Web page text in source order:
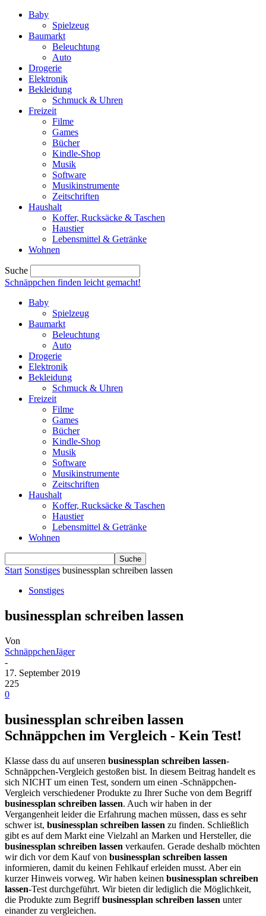
Baby
Spielzeug
Baumarkt
Beleuchtung
Auto
Drogerie
Elektronik
Bekleidung
Schmuck & Uhren
Freizeit
Filme
Games
Bücher
Kindle-Shop
Musik
Software
Musikinstrumente
Zeitschriften
Haushalt
Koffer, Rucksäcke & Taschen
Haustier
Lebensmittel & Getränke
Wohnen
Suche
Schnäppchen finden leicht gemacht!
Baby
Spielzeug
Baumarkt
Beleuchtung
Auto
Drogerie
Elektronik
Bekleidung
Schmuck & Uhren
Freizeit
Filme
Games
Bücher
Kindle-Shop
Musik
Software
Musikinstrumente
Zeitschriften
Haushalt
Koffer, Rucksäcke & Taschen
Haustier
Lebensmittel & Getränke
Wohnen
Start Sonstiges businessplan schreiben lassen
Sonstiges
businessplan schreiben lassen
Von
SchnäppchenJäger
-
17. September 2019
225
0
businessplan schreiben lassen
Schnäppchen im Vergleich - Kein Test!
Klasse dass du auf unseren businessplan schreiben lassen-
Schnäppchen-Vergleich gestoßen bist. In diesem Beitrag handelt es
sich NICHT um einen Test, sondern um einen -Schnäppchen-
Vergleich verschiedener Produkte zu Ihrer Suche von dem Begriff
businessplan schreiben lassen. Auch wir haben in der
Vergangenheit leider die Erfahrung machen müssen, dass es sehr
schwer ist, businessplan schreiben lassen zu finden. Schließlich
gibt es auf dem Markt eine Vielzahl an Marken und Hersteller, die
businessplan schreiben lassen verkaufen. Gerade deshalb möchten
wir dich vor dem Kauf von businessplan schreiben lassen
informieren, damit du keinen Fehlkauf erleiden musst. Aber ein
kurzer Hinweis vorweg. Wir haben keinen businessplan schreiben
lassen-Test durchgeführt. Wir bieten dir lediglich die Möglichkeit,
die Produkte zum Begriffbusinessplan schreiben lassen unter
einander zu vergleichen.